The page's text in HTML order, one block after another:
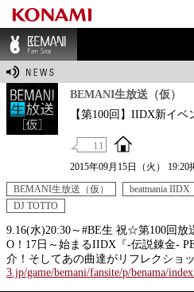
BEMANI Fan Sit
BEMANI生放送（仮）
【第100回】IIDX新イベ
11
2015年09月15日（火） 19:20
BEMANI生放送（仮）
beatmania IIDX
DJ TOTTO
9.16(水)20:30～#BE生 祝☆第100回
O！17日～始まるIIDX『-伝説錬金-
介！そしてあの曲達がリフレクショ
3.jp/game/bemani/fansite/p/benama/